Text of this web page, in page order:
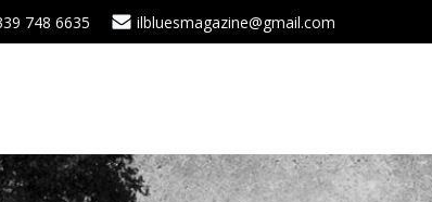
748 6635 ilbluesmagazine@gmail.com